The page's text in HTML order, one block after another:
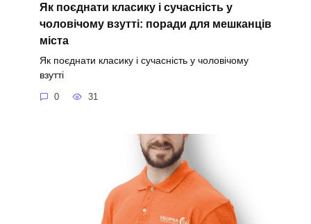
Як поєднати класику і сучасність у
чоловічому взутті: поради для мешканців
міста
Як поєднати класику і сучасність у чоловічому
взутті
0 31